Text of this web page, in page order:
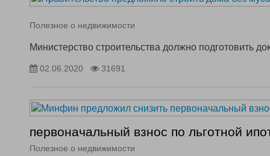
Полезное о недвижимости
Министерство строительства должно подготовить
02.06.2020 31691
первоначальный взнос по льготной
Полезное о недвижимости